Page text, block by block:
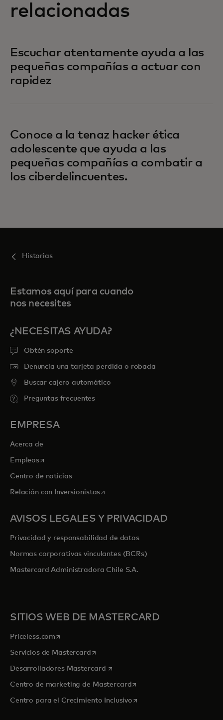
relacionadas
Escuchar atentamente ayuda a las
pequeñas compañías a actuar con
rapidez
Conoce a la tenaz hacker ética
adolescente que ayuda a las
pequeñas compañías a combatir a
los ciberdelincuentes.
Historias
Estamos aquí para cuando
nos necesites
¿NECESITAS AYUDA?
Obtén soporte
Denuncia una tarjeta perdida o robada
Buscar cajero automático
Preguntas frecuentes
EMPRESA
Acerca de
Empleosse abre en una pestaña nueva
Centro de noticias
Relación con Inversionistasse abre en una pestaña nueva
AVISOS LEGALES Y PRIVACIDAD
Privacidad y responsabilidad de datos
Normas corporativas vinculantes (BCRs)
Mastercard Administradora Chile S.A.
SITIOS WEB DE MASTERCARD
Priceless.com se abre en una pestaña nueva
Servicios de Mastercardse abre en una pestaña nueva
Desarrolladores Mastercard se abre en una pestaña nueva
Centro de marketing de Mastercardse abre en una pestaña
Centro para el Crecimiento Inclusivose abre en una pestaña